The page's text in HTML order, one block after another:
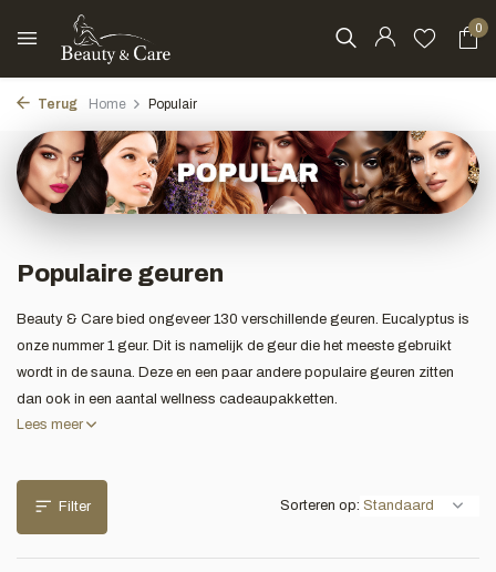
0
Terug Home Populair
Populaire geuren
Beauty & Care bied ongeveer 130 verschillende geuren. Eucalyptus is
onze nummer 1 geur. Dit is namelijk de geur die het meeste gebruikt
wordt in de sauna. Deze en een paar andere populaire geuren zitten
dan ook in een aantal wellness cadeaupakketten.
Lees meer
Filter Sorteren op: